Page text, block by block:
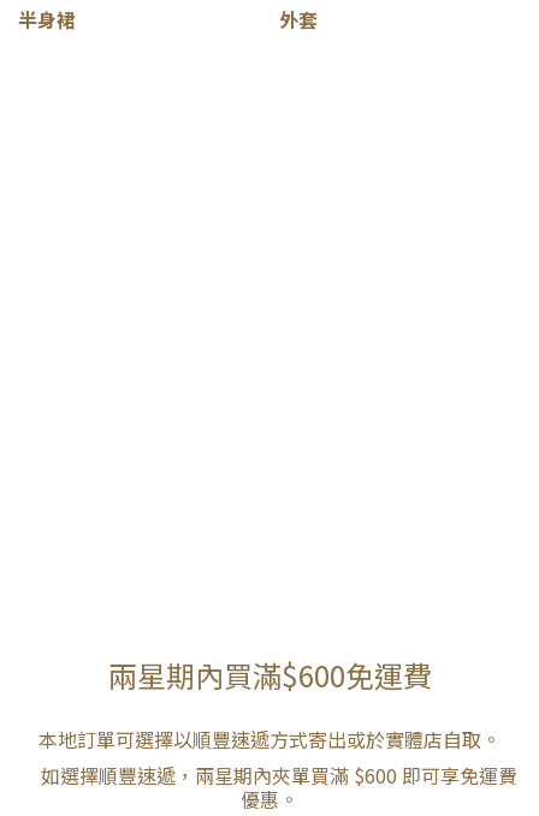
半身裙 外套
兩星期內買滿$600免運費
本地訂單可選擇以順豐速遞方式寄出或於實體店自取。
如選擇順豐速遞，兩星期內夾單買滿 $600 即可享免運費
優惠。